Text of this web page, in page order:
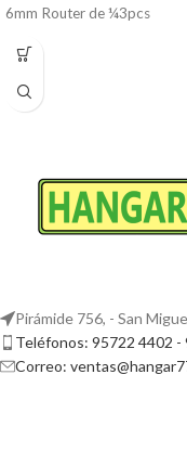
6mm Router de ¼3pcs
Pirámide 756, - San
Teléfonos: 95722 4402
Correo: